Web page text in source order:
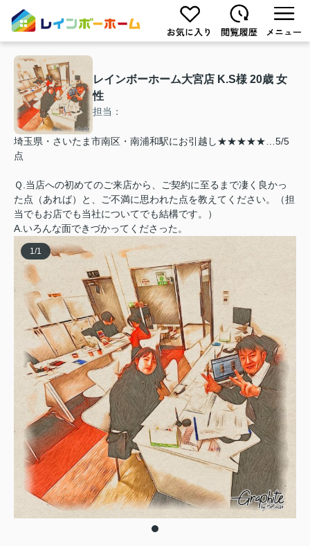
レインボーホーム大宮店 K.S様 20歳 女
性
担当：
埼玉県・さいたま市南区・南浦和駅にお引越し★★★★★…5/5
点
Ｑ.当店への初めてのご来店から、ご契約に至るまで凄く良かっ
た点（あれば）と、ご不満に思われた点を教えてください。（担
当でもお店でも当社についてでも結構です。）
A.いろんな面できづかってくださった。
1 /1